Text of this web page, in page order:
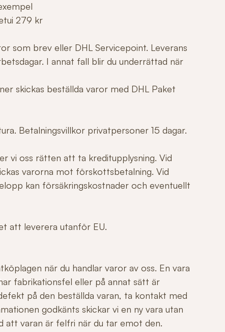
279 kr
som brev eller DHL Servicepoint. Leverans
I annat fall blir du underrättad när
skickas beställda varor med DHL Paket
Betalningsvillkor privatpersoner 15 dagar.
vi oss rätten att ta kreditupplysning. Vid
varorna mot förskottsbetalning. Vid
kan försäkringskostnader och eventuellt
att leverera utanför EU.
när du handlar varor av oss. En vara
fabrikationsfel eller på annat sätt är
på den beställda varan, ta kontakt med
godkänts skickar vi en ny vara utan
att varan är felfri när du tar emot den.